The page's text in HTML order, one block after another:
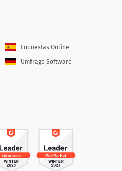
Encuestas Online
Umfrage Software